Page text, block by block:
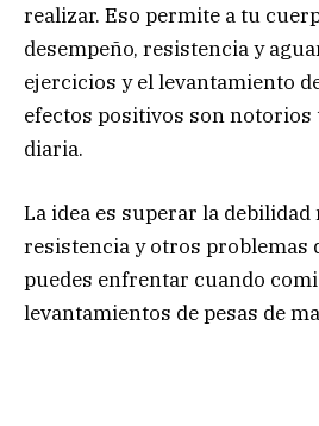
realizar. Eso permite a tu
desempeño, resistencia y
ejercicios y el levantamiento
efectos positivos son notorios
diaria.
La idea es superar la debilidad
resistencia y otros problemas
puedes enfrentar cuando
levantamientos de pesas de